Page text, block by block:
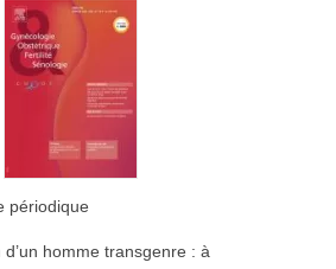
périodique
homme transgenre : à